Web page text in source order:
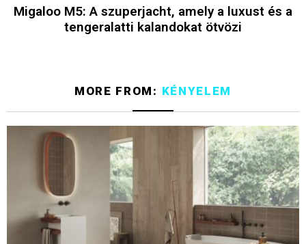
Migaloo M5: A szuperjacht, amely a luxust és a
tengeralatti kalandokat ötvözi
MORE FROM: KÉNYELEM